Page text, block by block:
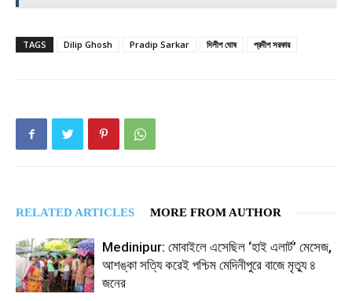
TAGS Dilip Ghosh Pradip Sarkar দিলীপ ঘোষ প্রদীপ সরকার
RELATED ARTICLES MORE FROM AUTHOR
Medinipur: মোবাইলে এসেছিল ‘হাই এলার্ট’ মেসেজ,
আশঙ্কা সত্যি করেই পশ্চিম মেদিনীপুরে বাজে মৃত্যু ৪
জনের